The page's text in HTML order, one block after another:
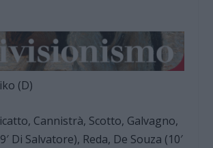
(D)
Cannistrà, Scotto, Galvagno,
Di Salvatore), Reda, De Souza (10′